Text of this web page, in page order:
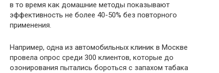
в то время как домашние методы показывают
эффективность не более 40-50% без повторного
применения.
Например, одна из автомобильных клиник в Москве
провела опрос среди 300 клиентов, которые до
озонирования пытались бороться с запахом табака